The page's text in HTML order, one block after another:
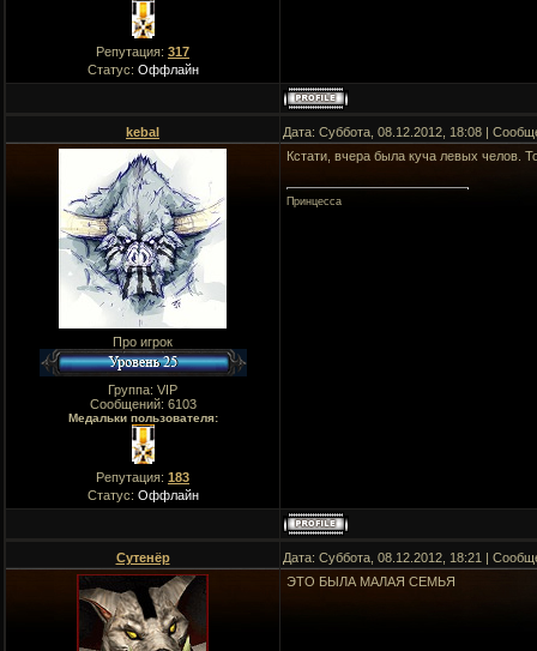
Репутация: 317
Статус: Оффлайн
kebal Дата: Суббота, 08.12.2012, 18:08 |
Про игрок
Группа: VIP
Сообщений: 6103
Медальки пользователя:
Репутация: 183
Статус: Оффлайн
Кстати, вчера была куча левых челов.
Принцесса
Сутенёр Дата: Суббота, 08.12.2012, 18:21 |
ЭТО БЫЛА МАЛАЯ СЕМЬЯ